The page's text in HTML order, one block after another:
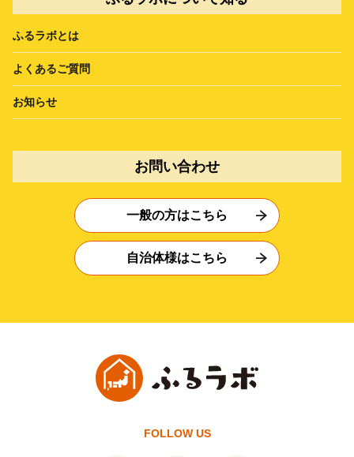
ふるラボとは
よくあるご質問
お知らせ
お問い合わせ
一般の方はこちら
自治体様はこちら
FOLLOW US